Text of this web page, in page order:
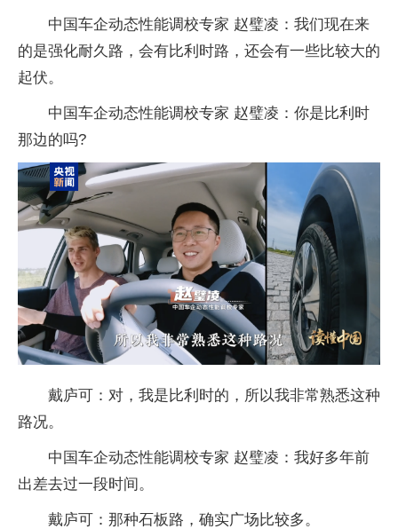
中国车企动态性能调校专家 赵璧凌：我们现在来
的是强化耐久路，会有比利时路，还会有一些比较大的
起伏。
中国车企动态性能调校专家 赵璧凌：你是比利时
那边的吗?
戴庐可：对，我是比利时的，所以我非常熟悉这种
路况。
中国车企动态性能调校专家 赵璧凌：我好多年前
出差去过一段时间。
戴庐可：那种石板路，确实广场比较多。